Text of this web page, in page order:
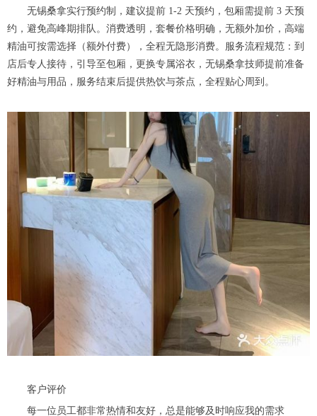
无锡桑拿实行预约制，建议提前 1-2 天预约，包厢需提前 3 天预
约，避免高峰期排队。消费透明，套餐价格明确，无额外加价，高端
精油可按需选择（额外付费），全程无隐形消费。服务流程规范：到
店后专人接待，引导至包厢，更换专属浴衣，无锡桑拿技师提前准备
好精油与用品，服务结束后提供热饮与茶点，全程贴心周到。
客户评价
每一位员工都非常热情和友好，总是能够及时响应我的需求